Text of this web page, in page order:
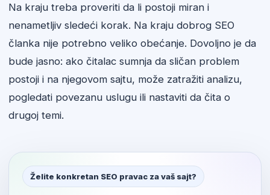
Na kraju treba proveriti da li postoji miran i
nenametljiv sledeći korak. Na kraju dobrog SEO
članka nije potrebno veliko obećanje. Dovoljno je da
bude jasno: ako čitalac sumnja da sličan problem
postoji i na njegovom sajtu, može zatražiti analizu,
pogledati povezanu uslugu ili nastaviti da čita o
drugoj temi.
Želite konkretan SEO pravac za vaš sajt?